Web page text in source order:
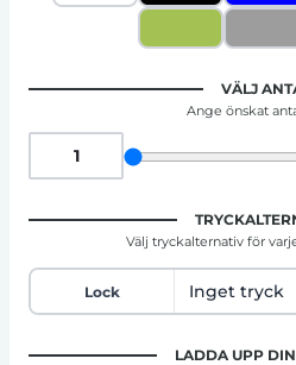
VÄLJ
Ange önskat
Välj tryckalternativ för
Lock
LADDA UPP